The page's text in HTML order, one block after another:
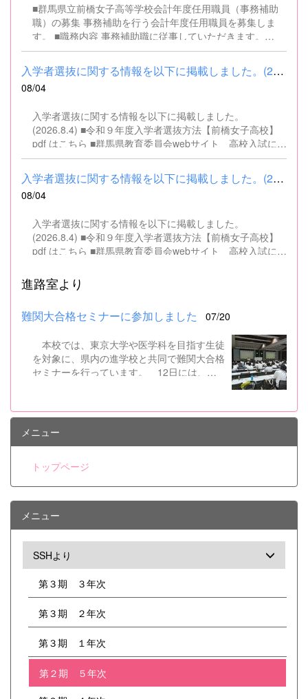
■群馬県立前橋女子高等学校会計年度任用職員（事務補助
職）の募集 事務補助を行う会計年度任用職員を募集しま
す。 ■職務内容 事務補助職に従事していただきます。
SSH（スーパーサイエンスハイスクール）事業にかかるパ
ソコンでの文書・資料作成、データ入力・整理事務、電話
対応、書類の整理、その他事務補助業務全般 ■募集人数 １
名 ■募集対象 以下の条件を満たしている方 基本的なパソコ
する方は、応募できませんので御了承ください。 （1）地
方公務員法第16条に該当する者（以下のいずれかに該当す
る人） ・禁錮以上の刑に処せられ、その執行を終わるまで
又は執行を受けることがなくなるまでの者 ・群馬県職員と
して懲戒免職の処分を受け、当該処分の日から2年を経過
しない者 ・人事委員会又は公平委員会の委員の職にあっ
て、地方公務員法第60条から第63条までに規定する罪を犯
政府を暴力で破壊することを主張する政党その他の団体を
結成し、又はこれに加入した者 （2）平成11年改正前の民
法の規定による準禁治産の宣告を受けている者（心...
入学者選抜に関する情報を以下に掲載しました。(2026.8.4) ■令和...
08/04
入学者選抜に関する情報を以下に掲載しました。
(2026.8.4) ■令和９年度入学者選抜方法【前橋女子高校】
pdf はこちら ■群馬県教育委員会webサイト 高校入試に関
するページはこちら
入学者選抜に関する情報を以下に掲載しました。(2026.8.4) ■令和...
08/04
入学者選抜に関する情報を以下に掲載しました。
(2026.8.4) ■令和９年度入学者選抜方法【前橋女子高校】
pdf はこちら ■群馬県教育委員会webサイト 高校入試に関
進路室より
難関大合格セミナーに参加しました 07/20
本校では、東京大学や医学科を目指す生徒
を対象に、県内の進学校と共同で難関大合格
セミナーを行っています。 12日には、本
名の高校生が参加しました。駿台予備校から
東大入試に精通した講師をお招きし、合格す
るための答案作成力をつけるためのノウハウ
には群馬パース大学を会場に、群馬県高校生
し、医系小論文の作成法について丸1日講義
をもつ者どうし、他校の生徒との交流を通じ
て大きな刺激を得てきたようです。
メニュー
トップページ
メニュー
SSHより
第３期 ３年次
第３期 ２年次
第３期 １年次
第２期 ５年次